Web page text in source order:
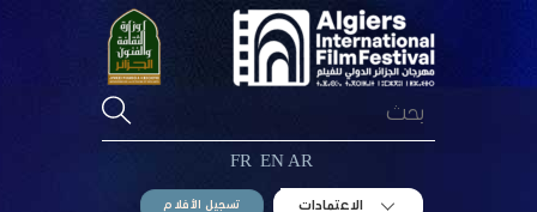
AR
EN
FR
الاعتمادات تسجيل الأفلام